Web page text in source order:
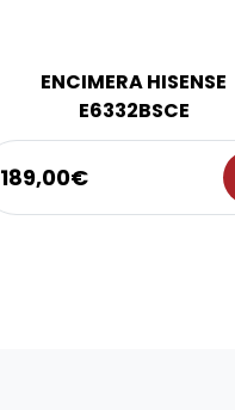
ENCIMERA HISENSE
E6332BSCE
189,00€